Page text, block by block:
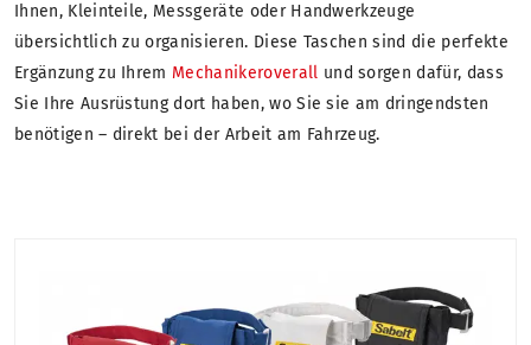
Ihnen, Kleinteile, Messgeräte oder Handwerkzeuge
übersichtlich zu organisieren. Diese Taschen sind die perfekte
Ergänzung zu Ihrem Mechanikeroverall und sorgen dafür, dass
Sie Ihre Ausrüstung dort haben, wo Sie sie am dringendsten
benötigen – direkt bei der Arbeit am Fahrzeug.